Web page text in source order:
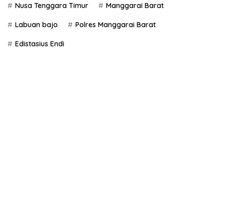
Nusa Tenggara Timur Manggarai Barat
Labuan bajo Polres Manggarai Barat
Edistasius Endi